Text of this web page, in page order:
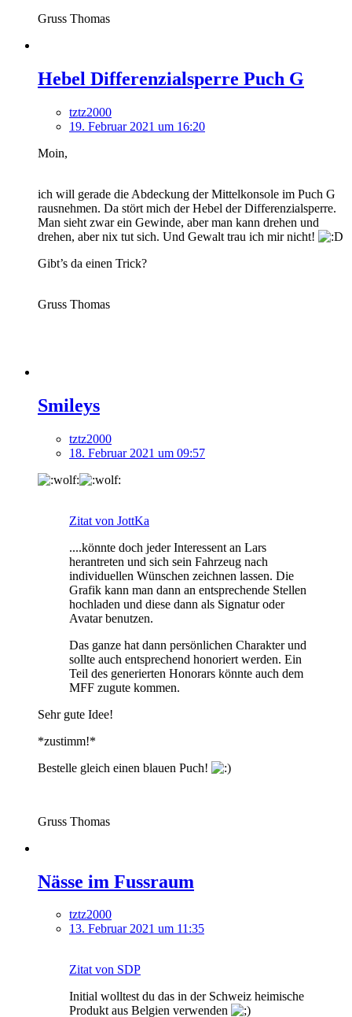
Gruss Thomas
Hebel Differenzialsperre Puch G
tztz2000
19. Februar 2021 um 16:20
Moin,
ich will gerade die Abdeckung der Mittelkonsole im Puch G
rausnehmen. Da stört mich der Hebel der Differenzialsperre.
Man sieht zwar ein Gewinde, aber man kann drehen und
drehen, aber nix tut sich. Und Gewalt trau ich mir nicht!
Gibt’s da einen Trick?
Gruss Thomas
Smileys
tztz2000
18. Februar 2021 um 09:57
Zitat von JottKa
....könnte doch jeder Interessent an Lars
herantreten und sich sein Fahrzeug nach
individuellen Wünschen zeichnen lassen. Die
Grafik kann man dann an entsprechende Stellen
hochladen und diese dann als Signatur oder
Avatar benutzen.
Das ganze hat dann persönlichen Charakter und
sollte auch entsprechend honoriert werden. Ein
Teil des generierten Honorars könnte auch dem
MFF zugute kommen.
Sehr gute Idee!
*zustimm!*
Bestelle gleich einen blauen Puch!
Gruss Thomas
Nässe im Fussraum
tztz2000
13. Februar 2021 um 11:35
Zitat von SDP
Initial wolltest du das in der Schweiz heimische
Produkt aus Belgien verwenden